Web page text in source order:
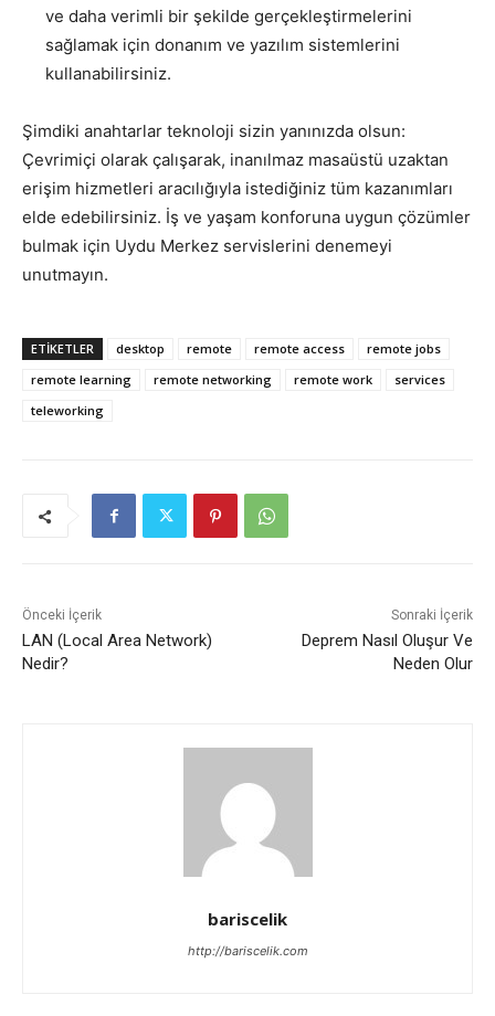
ve daha verimli bir şekilde gerçekleştirmelerini
sağlamak için donanım ve yazılım sistemlerini
kullanabilirsiniz.
Şimdiki anahtarlar teknoloji sizin yanınızda olsun:
Çevrimiçi olarak çalışarak, inanılmaz masaüstü uzaktan
erişim hizmetleri aracılığıyla istediğiniz tüm kazanımları
elde edebilirsiniz. İş ve yaşam konforuna uygun çözümler
bulmak için Uydu Merkez servislerini denemeyi
unutmayın.
ETIKETLER desktop remote remote access
remote jobs
remote learning
remote networking remote work
services
teleworking
Önceki İçerik
LAN (Local Area Network)
Nedir?
Sonraki İçerik
Deprem Nasıl Oluşur Ve
Neden Olur
bariscelik
http://bariscelik.com